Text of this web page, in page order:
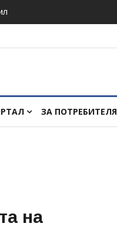
ЗА ПОТРЕБИТЕЛЯ
на